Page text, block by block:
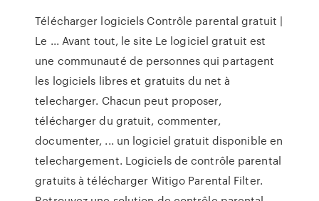
Télécharger logiciels Contrôle parental gratuit |
Le ... Avant tout, le site Le logiciel gratuit est
une communauté de personnes qui partagent
les logiciels libres et gratuits du net à
telecharger. Chacun peut proposer,
télécharger du gratuit, commenter,
documenter, ... un logiciel gratuit disponible en
telechargement. Logiciels de contrôle parental
gratuits à télécharger Witigo Parental Filter.